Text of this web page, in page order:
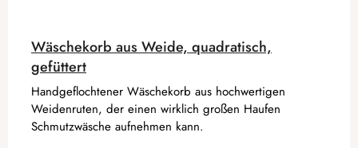
Wäschekorb aus Weide, quadratisch,
gefüttert
Handgeflochtener Wäschekorb aus hochwertigen
Weidenruten, der einen wirklich großen Haufen
Schmutzwäsche aufnehmen kann.